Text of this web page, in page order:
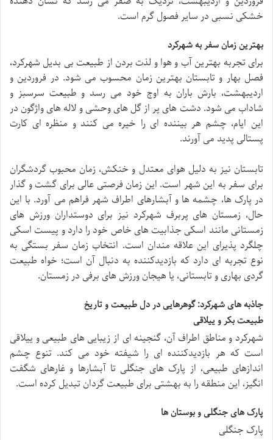
خشکی نسبی در سایر فصول گرم است.
بهترین زمان سفر به شهرکرد
برای تجربه بهترین آب و هوا و لذت بردن از طبیعت بی بدیل شهرکرد،
فصل بهار و تابستان بهترین زمان محسوب می شود. در فروردین و
اردیبهشت، بارش باران به اوج خود می رسد و طبیعت سرسبز و
شاداب می شود. دشت های پر از گل های وحشی و لاله های واژگون در
این ایام، چشم هر بیننده ای را خیره می کنند و منظره ای کارت
پستالی پدید می آورند.
تابستان نیز به دلیل هوای معتدل و خنکش، زمان محبوب گردشگران
برای سفر به این شهر است. این زمان فرصتی عالی برای گشت و گذار
در پارک ها، چشمه ها و آبشارهای اطراف شهر فراهم می آورد. با این
حال، زمستان های پربرف شهرکرد نیز برای دوستداران ورزش های
زمستانی مانند اسکی جذابیت های خاص خود را دارد و پیست اسکی
چلگرد پذیرای این علاقه مندان است. انتخاب زمان سفر بستگی به
نوع تجربه ای دارد که بازدیدکننده به دنبال آن است؛ خواه طبیعت
گردی بهاری و تابستانی، یا هیجان ورزش های برفی در زمستان.
جاذبه های شهرکرد: گوهرهایی در دل طبیعت و تاریخ
طبیعت بکر و ییلاقی
شهرکرد و مناطق اطراف آن، گنجینه ای از زیبایی های طبیعی و ییلاقی
است که هر بازدیدکننده ای را شیفته خود می کند. تنوع چشم
اندازهای طبیعی، از پارک های جنگلی تا آبشارها و غارهای شگفت
انگیز، این منطقه را به بهشتی برای طبیعت گردان تبدیل کرده است.
پارک های جنگلی و بوستان ها
پارک جنگلی